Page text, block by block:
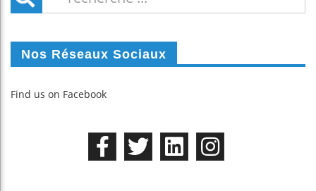
Nos Réseaux Sociaux
Find us on Facebook